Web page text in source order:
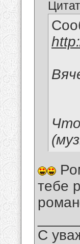
тебе
С